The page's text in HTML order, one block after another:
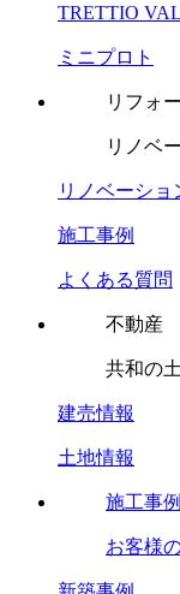
TRETTIO
ミニプロト
リフォ
リノベ
リノベーショ
施工事例
よくある質問
不動産
共和の
建売情報
土地情報
施工事例
お客様